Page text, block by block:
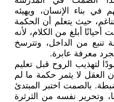
في بناء الإنسان، ويهيئه
حيث يتعلم أن الحكمة
أحيانًا أبلغ من الكلام، لأنه
تنبع من الداخل، وتترسخ
معرفة عابرة.
لتهذيب الروح قبل تعليم
أن العقل لا يثمر حكمة ما لم
بالصمت اختبر المبتدئ
وتحرير نفسه من الثرثرة